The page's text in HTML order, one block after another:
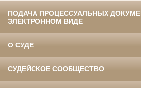
ПОДАЧА ПРОЦЕССУАЛЬНЫХ
ЭЛЕКТРОННОМ ВИДЕ
О СУДЕ
СУДЕЙСКОЕ СООБЩЕСТВО